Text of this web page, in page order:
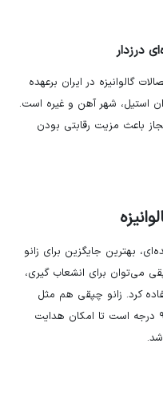
درزدار
گالوانیزه در ایران برعهده
استیل، شهر آهن و غیره است.
باعث مزیت رقابتی بودن
بهترین جایگزین برای زانو
می‌توان برای انشعاب گیری،
کرد. زانو چپقی هم مثل
زانو دنده‌ای دارای ۲ زاویه اصلی ۴۵ و ۹۰ درجه است تا امکان هدایت